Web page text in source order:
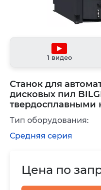
Станок для
дисковых пил
твердосплавными
1 видео
Цена по
Тип оборудования:
Средняя серия